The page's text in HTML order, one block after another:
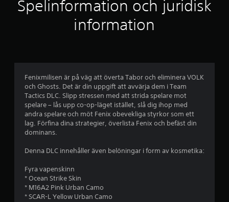
t
b
e
t
g
Spelinformation och juridisk
information
Fenixmilisen är på väg att överta Tabor och eliminera VOLK
och Ghosts. Det är din uppgift att avvärja dem i Team
Tactics DLC. Slipp stressen med att strida spelare mot
spelare – lås upp co-op-läget istället, slå dig ihop med
andra spelare och möt Fenix obevekliga styrkor som ett
lag. Förfina dina strategier, överlista Fenix och befäst din
dominans.
Denna DLC innehåller även belöningar i form av kosmetika:
Fyra vapenskinn
* Ocean Strike Skin
* M16A2 Pink Urban Camo
* SCAR-L Yellow Urban Camo